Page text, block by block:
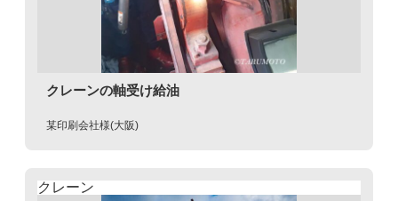
クレーンの軸受け給油
某印刷会社様(大阪)
クレーン